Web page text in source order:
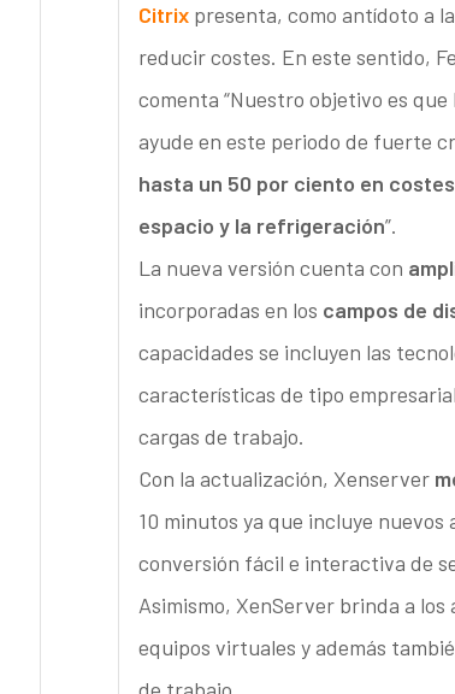
Citrix presenta, como antídoto a
reducir costes. En este sentido,
comenta “Nuestro objetivo es
ayude en este periodo de fuerte
hasta un 50 por ciento en costes
espacio y la refrigeración”.
La nueva versión cuenta con
incorporadas en los campos de
capacidades se incluyen las
características de tipo
cargas de trabajo.
Con la actualización, Xenserver
10 minutos ya que incluye
conversión fácil e interactiva de
Asimismo, XenServer brinda a
equipos virtuales y además